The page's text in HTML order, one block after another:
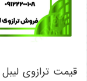
قیمت ترازوی